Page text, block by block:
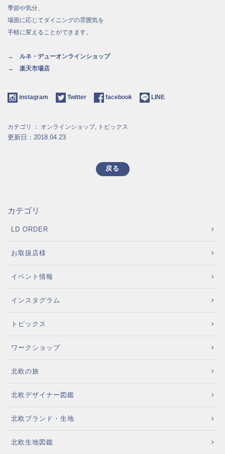
季節や気分、
場面に応じてダイニングの雰囲気を
手軽に変えることができます。
→ ルネ・デューオンラインショップ
→ 楽天市場店
instagram Twitter facebook LINE
カテゴリ ： オンラインショップ, トピックス
更新日：2018.04.23
戻る
カテゴリ
LD ORDER
お取扱店様
イベント情報
インスタグラム
トピックス
ワークショップ
北欧の旅
北欧デザイナー図鑑
北欧ブランド・生地
北欧生地図鑑